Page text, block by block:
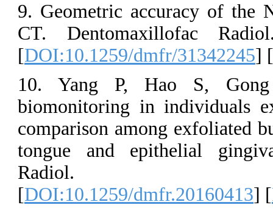
9. Geometric
CT.
[DOI:10.1259/
10. Yang
biomonitoring
comparison
tongue and
[DOI:10.1259/